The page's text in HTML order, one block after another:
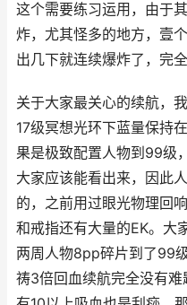
这个需要练习运用，由于
炸，尤其怪多的地方，壹
出几下就连续爆炸了，完全
关于大家最关心的续航，
17级冥想光环下蓝量保持
果是极致配置人物到99级
大家应该能看出来，因此
的，之前用过眼光物理回
和戒指还有大量的EK。大
两周人物8pp碎片到了99
祷3倍回血续航完全没有